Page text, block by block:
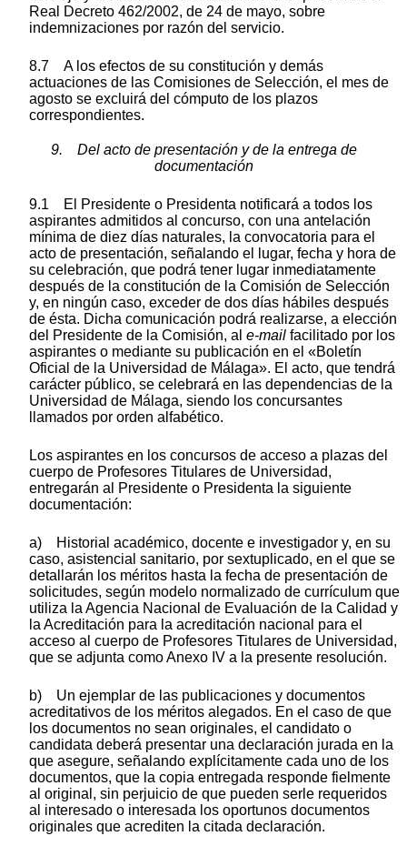
Real Decreto 462/2002, de 24 de mayo, sobre
indemnizaciones por razón del servicio.
8.7 A los efectos de su constitución y demás
actuaciones de las Comisiones de Selección, el mes de
agosto se excluirá del cómputo de los plazos
correspondientes.
9. Del acto de presentación y de la entrega de
documentación
9.1 El Presidente o Presidenta notificará a todos los
aspirantes admitidos al concurso, con una antelación
mínima de diez días naturales, la convocatoria para el
acto de presentación, señalando el lugar, fecha y hora de
su celebración, que podrá tener lugar inmediatamente
después de la constitución de la Comisión de Selección
y, en ningún caso, exceder de dos días hábiles después
de ésta. Dicha comunicación podrá realizarse, a elección
del Presidente de la Comisión, al e-mail facilitado por los
aspirantes o mediante su publicación en el «Boletín
Oficial de la Universidad de Málaga». El acto, que tendrá
carácter público, se celebrará en las dependencias de la
Universidad de Málaga, siendo los concursantes
llamados por orden alfabético.
Los aspirantes en los concursos de acceso a plazas del
cuerpo de Profesores Titulares de Universidad,
entregarán al Presidente o Presidenta la siguiente
documentación:
a) Historial académico, docente e investigador y, en su
caso, asistencial sanitario, por sextuplicado, en el que se
detallarán los méritos hasta la fecha de presentación de
solicitudes, según modelo normalizado de currículum que
utiliza la Agencia Nacional de Evaluación de la Calidad y
la Acreditación para la acreditación nacional para el
acceso al cuerpo de Profesores Titulares de Universidad,
que se adjunta como Anexo IV a la presente resolución.
b) Un ejemplar de las publicaciones y documentos
acreditativos de los méritos alegados. En el caso de que
los documentos no sean originales, el candidato o
candidata deberá presentar una declaración jurada en la
que asegure, señalando explícitamente cada uno de los
documentos, que la copia entregada responde fielmente
al original, sin perjuicio de que pueden serle requeridos
al interesado o interesada los oportunos documentos
originales que acrediten la citada declaración.